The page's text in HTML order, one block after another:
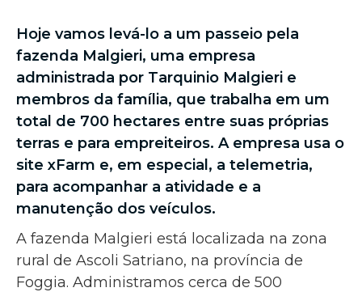
Hoje vamos levá-lo a um passeio pela
fazenda Malgieri, uma empresa
administrada por Tarquinio Malgieri e
membros da família, que trabalha em um
total de 700 hectares entre suas próprias
terras e para empreiteiros. A empresa usa o
site xFarm e, em especial, a telemetria,
para acompanhar a atividade e a
manutenção dos veículos.
A fazenda Malgieri está localizada na zona
rural de Ascoli Satriano, na província de
Foggia. Administramos cerca de 500